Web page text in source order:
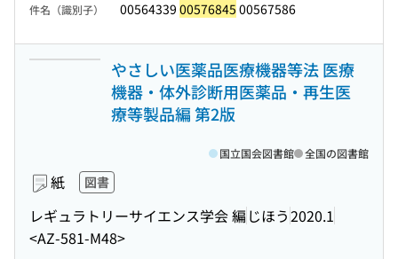
件名（識別子） 00564339 00576845 00567586
やさしい医薬品医療機器等法 医療
機器・体外診断用医薬品・再生医
療等製品編 第2版
紙 図書
レギュラトリーサイエンス学会 編 じほう2020.1
<AZ-581-M48>
国立国会図書館 全国の図書館